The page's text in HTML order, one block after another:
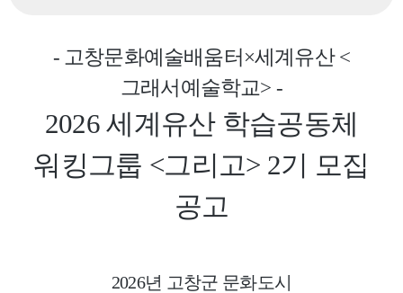
- 고창문화예술배움터×세계유산 <
그래서예술학교> -
2026 세계유산 학습공동체
워킹그룹 <그리고> 2기 모집
공고
2026년 고창군 문화도시